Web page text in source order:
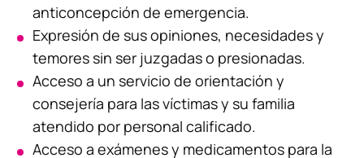
anticoncepción de emergencia.
Expresión de sus opiniones, necesidades y
temores sin ser juzgadas o presionadas.
Acceso a un servicio de orientación y
consejería para las víctimas y su familia
atendido por personal calificado.
Acceso a exámenes y medicamentos para la